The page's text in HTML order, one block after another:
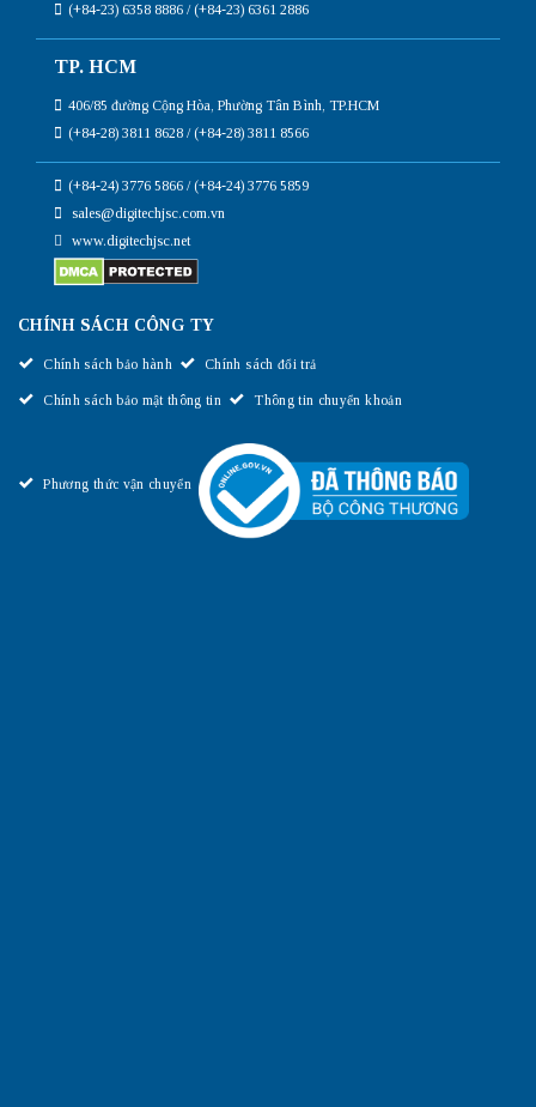
(+84-23) 6358 8886 / (+84-23) 6361 2886
TP. HCM
406/85 đường Cộng Hòa, Phường Tân Bình, TP.HCM
(+84-28) 3811 8628 / (+84-28) 3811 8566
(+84-24) 3776 5866 / (+84-24) 3776 5859
sales@digitechjsc.com.vn
www.digitechjsc.net
CHÍNH SÁCH CÔNG TY
Chính sách bảo hành Chính sách đổi trả
Chính sách bảo mật thông tin Thông tin chuyển khoản
Phương thức vận chuyển